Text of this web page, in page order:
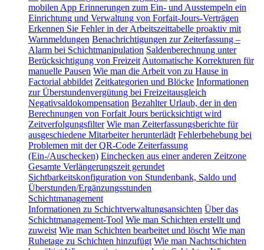
mobilen App Erinnerungen zum Ein- und Ausstempeln ein
Einrichtung und Verwaltung von Forfait-Jours-Verträgen
Erkennen Sie Fehler in der Arbeitszeittabelle proaktiv mit
Warnmeldungen Benachrichtigungen zur Zeiterfassung –
Alarm bei Schichtmanipulation Saldenberechnung unter
Berücksichtigung von Freizeit Automatische Korrekturen für
manuelle Pausen Wie man die Arbeit von zu Hause in
Factorial abbildet Zeitkategorien und Blöcke Informationen
zur Überstundenvergütung bei Freizeitausgleich
Negativsaldokompensation Bezahlter Urlaub, der in den
Berechnungen von Forfait Jours berücksichtigt wird
Zeitverfolgungsfilter Wie man Zeiterfassungsberichte für
ausgeschiedene Mitarbeiter herunterlädt Fehlerbehebung bei
Problemen mit der QR-Code Zeiterfassung
(Ein-/Auschecken) Einchecken aus einer anderen Zeitzone
Gesamte Verlängerungszeit gerundet
Sichtbarkeitskonfiguration von Stundenbank, Saldo und
Überstunden/Ergänzungsstunden
Schichtmanagement
Informationen zu Schichtverwaltungsansichten Über das
Schichtmanagement-Tool Wie man Schichten erstellt und
zuweist Wie man Schichten bearbeitet und löscht Wie man
Ruhetage zu Schichten hinzufügt Wie man Nachtschichten